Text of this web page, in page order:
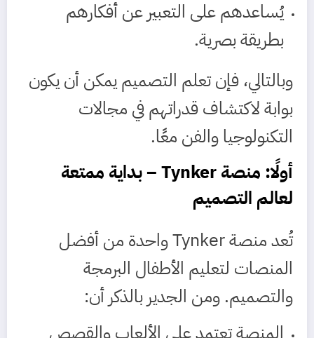
يُساعدهم على التعبير عن أفكارهم
بطريقة بصرية.
وبالتالي، فإن تعلم التصميم يمكن أن يكون
بوابة لاكتشاف قدراتهم في مجالات
التكنولوجيا والفن معًا.
أولًا: منصةTynker– بداية ممتعة
لعالم التصميم
تُعد منصة Tynker واحدة من أفضل
المنصات لتعليم الأطفال البرمجة
والتصميم. ومن الجدير بالذكر أن:
المنصة تعتمد على الألعاب والقصص